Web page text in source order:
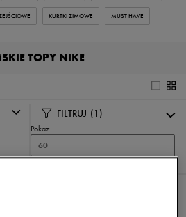
KURTKI ZIMOWE MUST HAVE
TOPY NIKE
FILTRUJ (1)
Pokaż
60
z 8